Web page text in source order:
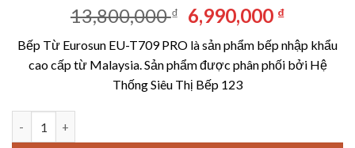
13,800,000₫
Giá
gốc
là:
13,800,000 ₫.
6,990,000 ₫Giá
hiện
tại
là:
Bếp Từ Eurosun EU-T709 PRO là sản phẩm bếp nhập khẩu
cao cấp từ Malaysia. Sản phẩm được phân phối bởi Hệ
Thống Siêu Thị Bếp 123